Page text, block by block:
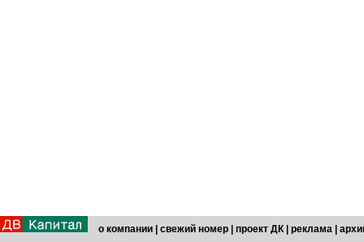
о компании свежий номер проект ДК реклама